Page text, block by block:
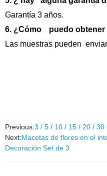
Garantía 3 años.
6. ¿Cómo
puedo
Las muestras pueden
Previous:3 / 5 / 10 / 15 / 20 /
Next:Macetas de flores en el
Decoración Set de 3